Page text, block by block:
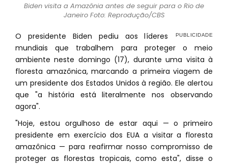
Biden visita a Amazônia antes de seguir para o Rio de
Janeiro Foto: Reprodução/CBS
O presidente Biden pediu aos líderes
mundiais que trabalhem para proteger o meio
ambiente neste domingo (17), durante uma visita à
floresta amazônica, marcando a primeira viagem de
um presidente dos Estados Unidos à região. Ele alertou
que "a história está literalmente nos observando
agora".
"Hoje, estou orgulhoso de estar aqui — o primeiro
presidente em exercício dos EUA a visitar a floresta
amazônica — para reafirmar nosso compromisso de
proteger as florestas tropicais, como esta", disse o